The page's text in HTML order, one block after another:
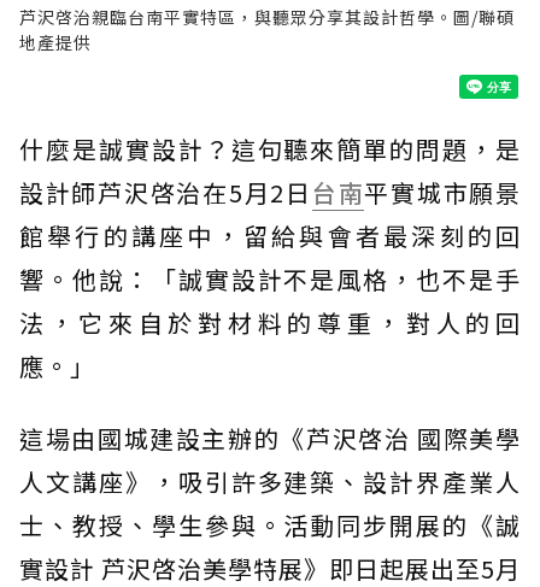
芦沢啓治親臨台南平實特區，與聽眾分享其設計哲學。圖/聯碩
地產提供
什麼是誠實設計？這句聽來簡單的問題，是
設計師芦沢啓治在5月2日 台南平實城市願景
館舉行的講座中，留給與會者最深刻的回
響。他說：「誠實設計不是風格，也不是手
法，它來自於對材料的尊重，對人的回
應。」
這場由國城建設主辦的《芦沢啓治 國際美學
人文講座》，吸引許多建築、設計界產業人
士、教授、學生參與。活動同步開展的《誠
實設計 芦沢啓治美學特展》即日起展出至5月